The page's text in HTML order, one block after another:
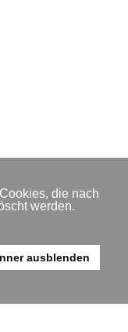
die nach
werden.
ausblenden